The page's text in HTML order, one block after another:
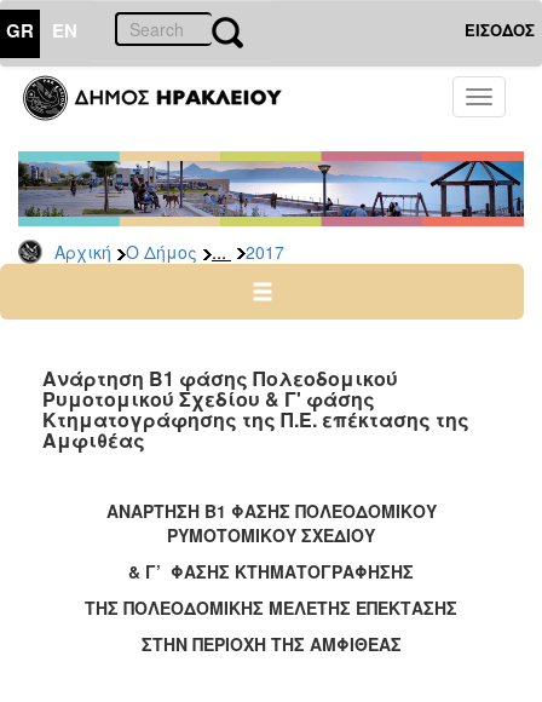
GR EN ΕΙΣΟΔΟΣ
Toggle
Αρχική Ο Δήμος ... 2017
ΔΗΜΟΣ
Δελτία
Τύπου
Αρχείο
2026
2024
2022
2021
2019
2017
2016
Ανάρτηση Β1 φάσης Πολεοδομικού
Ρυμοτομικού Σχεδίου & Γ' φάσης
Κτηματογράφησης της Π.Ε. επέκτασης της
Αμφιθέας
ΑΝΑΡΤΗΣΗ Β1 ΦΑΣΗΣ ΠΟΛΕΟΔΟΜΙΚΟΥ
ΡΥΜΟΤΟΜΙΚΟΥ ΣΧΕΔΙΟΥ
& Γ’ ΦΑΣΗΣ ΚΤΗΜΑΤΟΓΡΑΦΗΣΗΣ
ΤΗΣ ΠΟΛΕΟΔΟΜΙΚΗΣ ΜΕΛΕΤΗΣ ΕΠΕΚΤΑΣΗΣ
ΣΤΗΝ ΠΕΡΙΟΧΗ ΤΗΣ ΑΜΦΙΘΕΑΣ